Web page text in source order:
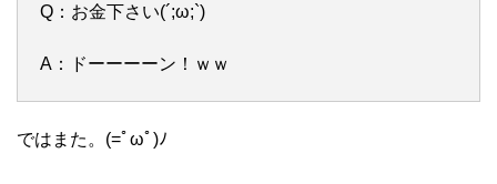
Q：お金下さい(´;ω;`)
A：ドーーーーン！ｗｗ
ではまた。(=ﾟωﾟ)ﾉ